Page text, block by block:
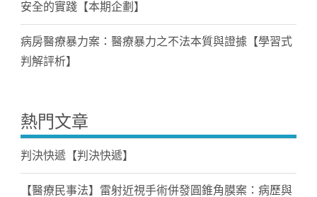
安全的實踐【本期企劃】
病房醫療暴力案：醫療暴力之不法本質與證據【學習式
判解評析】
熱門文章
判決快遞【判決快遞】
【醫療民事法】雷射近視手術併發圓錐角膜案：病歷與